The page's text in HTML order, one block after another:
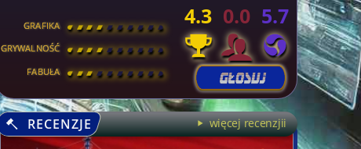
GRAFIKA [ \ \ \ \ \ \ \ \ ]
GRYWALNOŚĆ [ \ \ \ \ \ \ \ \ ]
FABUŁA [ \ \ \ \ \ \ \ \ ]
4.3 0.0 5.7
RECENZJE więcej recenzjii